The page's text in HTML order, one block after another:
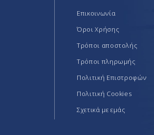
Επικοινωνία
Όροι Χρήσης
Τρόποι αποστολής
Τρόποι πληρωμής
Πολιτική Επιστροφών
Πολιτική Cookies
Σχετικά με εμάς